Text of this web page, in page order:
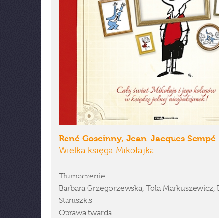
René Goscinny, Jean-Jacques Sempé
Wielka księga Mikołajka
Tłumaczenie
Barbara Grzegorzewska, Tola Markuszewicz,
Staniszkis
Oprawa twarda